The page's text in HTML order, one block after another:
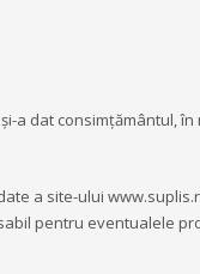
a dat consimțământul, în
a site-ului
pentru eventualele